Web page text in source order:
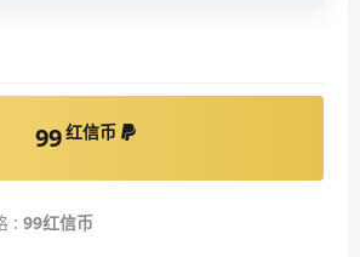
99红信币
: 99红信币